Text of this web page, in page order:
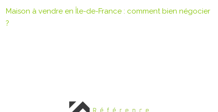
Maison à vendre en Île-de-France : comment bien négocier
?